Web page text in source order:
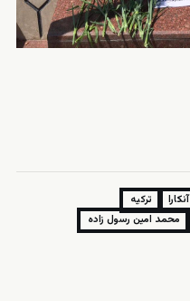
آنکارا
ترکیه
محمد امین رسول زاده